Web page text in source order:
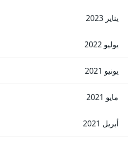
يناير 2023
يوليو 2022
يونيو 2021
مايو 2021
أبريل 2021